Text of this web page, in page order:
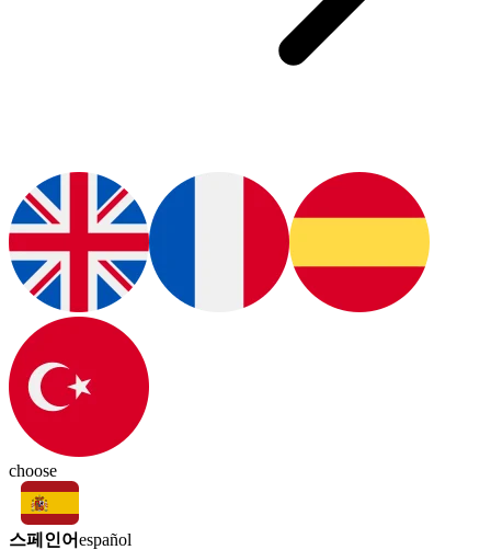
choose
스페인어español